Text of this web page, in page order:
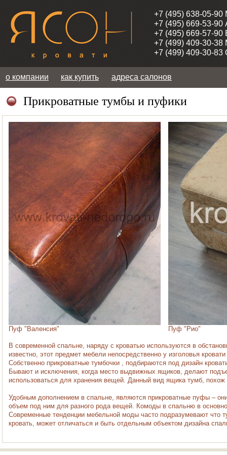
+7 (495) 638-05-90
+7 (495) 669-53-90
+7 (495) 669-57-90
+7 (499) 409-30-38
+7 (499) 409-30-83
о компании как купить адреса салонов
Прикроватные тумбы и пуфики
Пуф "Валенсия" Пуф "Рио"
В современной спальне, наряду с кроватью используются в
известно, этот предмет мебели непосредственно у изголовья
Собственно прикроватные тумбочки , подбираются под дизайн
Бывают и исключения, когда место выдвижных ящиков, делают
использоваться для хранения вещей. Данный вид ящика тумб,
Удобным дополнением в спальне, являются прикроватные пуфы –
объем под ним для разного рода вещей. Комоды в спальню в
Современные тенденции мебельной моды часто подразумевают
кровать, может отличаться и быть отдельным объектом дизайна